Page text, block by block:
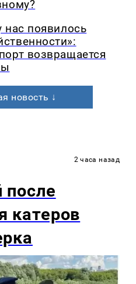
нас появилось
возвращается
новость ↓
2 часа назад
катеров